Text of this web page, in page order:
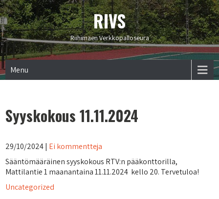
RIVS
Riihimäen Verkkopalloseura
Menu
Syyskokous 11.11.2024
29/10/2024| Ei kommentteja
Sääntömääräinen syyskokous RTV:n pääkonttorilla,
Mattilantie 1 maanantaina 11.11.2024 kello 20. Tervetuloa!
Uncategorized